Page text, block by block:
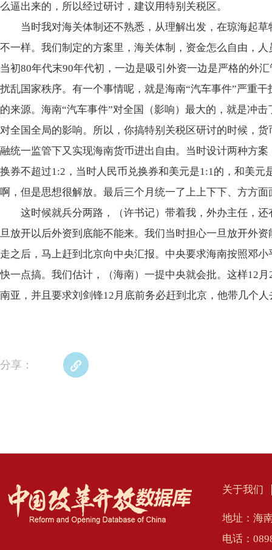
么逼出来的，所以经过研讨，建议用特别关税区。
当时我对海关体制还不熟悉，从理解出发，在琼海起
不一样。我们制定的方案里，海关体制，资金怎么自由，
当初80年代末90年代初，一边是吸引外资一边是严格的外
扰乱国家秩序。有一个事情呢，就是海南“汽车事件”严重
的来源。海南“汽车事件”对全国（影响）最大的，就是冲
对全国全局的影响。所以，你搞特别关税区研讨的时候，
融统一监管下又实现海南货币进出自由。当时设计两种方
换券不超过1:2，当时人民币兑换券和美元是1:1的，和美
啊，但是思想很解放。最后三个月统一了上上下下、方方
这时候就兵分两路，（许书记）带着我，外办主任，
旦放开以后外资到底能不能来。我们当时担心一旦放开外
走之后，马上赶到北京向中央汇报。中央要求海南按照邓
快一点搞。我们估计，（海南）一提中央就会批。这样12
南亚，并且要求刘剑锋12月底前务必赶到北京，他带几个人
分享：
关于我们
地址：海
电话：